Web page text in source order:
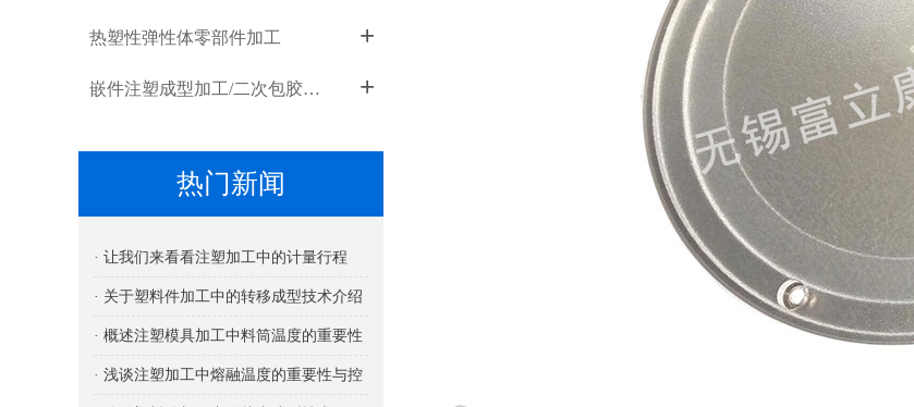
热塑性弹性体零部件加工 +
嵌件注塑成型加工/二次包胶成型加工 +
热门新闻
· 让我们来看看注塑加工中的计量行程
· 关于塑料件加工中的转移成型技术介绍
· 概述注塑模具加工中料筒温度的重要性
与控制
· 浅谈注塑加工中熔融温度的重要性与控